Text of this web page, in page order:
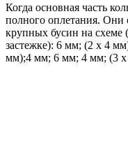
Когда основная часть
полного оплетания.
крупных бусин на схеме
застежке): 6 мм; (2 х 4
мм);4 мм; 6 мм; 4 мм; (3